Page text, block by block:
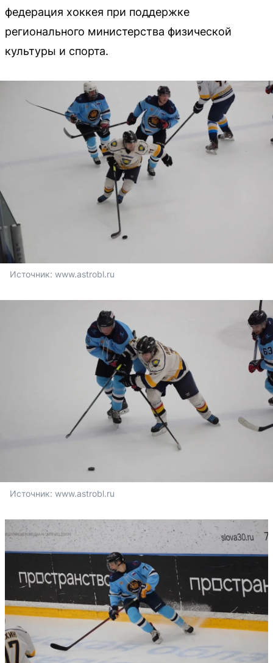
федерация хоккея при поддержке
регионального министерства физической
культуры и спорта.
Источник: www.astrobl.ru
Источник: www.astrobl.ru